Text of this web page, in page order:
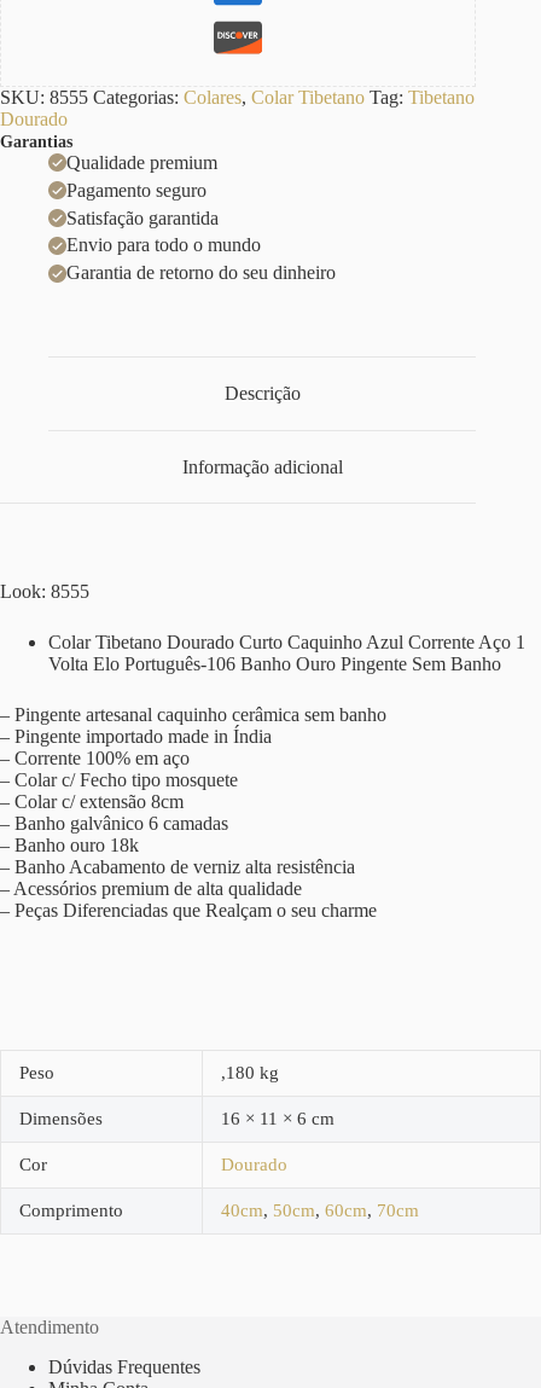
SKU: 8555 Categorias: Colares, Colar Tibetano Tag: Tibetano
Dourado
Garantias
Qualidade premium
Pagamento seguro
Satisfação garantida
Envio para todo o mundo
Garantia de retorno do seu dinheiro
Descrição
Informação adicional
Look: 8555
Colar Tibetano Dourado Curto Caquinho Azul Corrente Aço 1
Volta Elo Português-106 Banho Ouro Pingente Sem Banho
– Pingente artesanal caquinho cerâmica sem banho
– Pingente importado made in Índia
– Corrente 100% em aço
– Colar c/ Fecho tipo mosquete
– Colar c/ extensão 8cm
– Banho galvânico 6 camadas
– Banho ouro 18k
– Banho Acabamento de verniz alta resistência
– Acessórios premium de alta qualidade
– Peças Diferenciadas que Realçam o seu charme
Peso ,180 kg
Dimensões 16 × 11 × 6 cm
Cor Dourado
Comprimento 40cm, 50cm, 60cm, 70cm
Atendimento
Dúvidas Frequentes